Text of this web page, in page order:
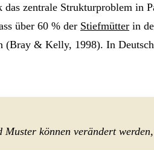
zentrale Strukturproblem
über 60 % der Stiefmütter in
(Bray & Kelly, 1998). In
können verändert